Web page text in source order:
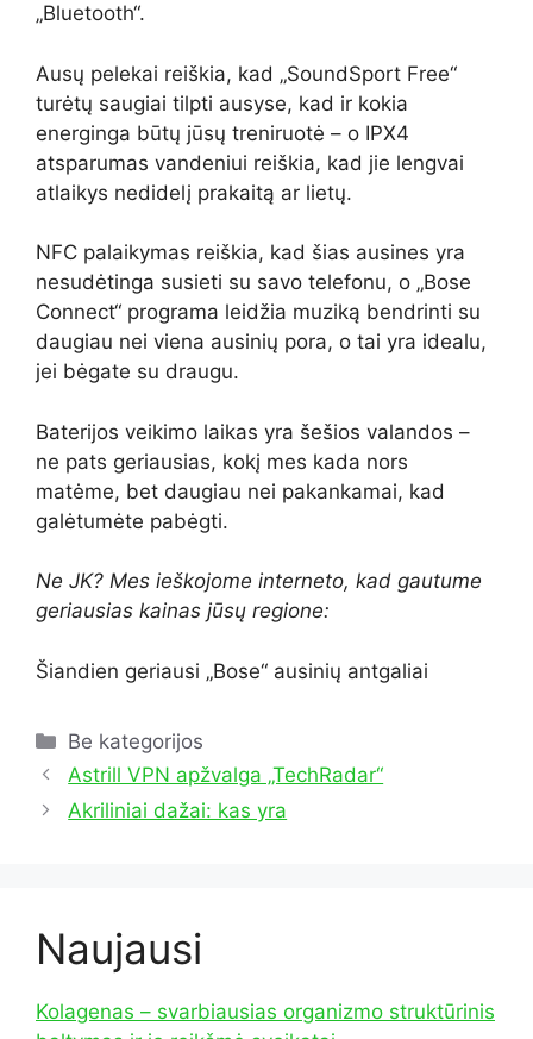
„Bluetooth“.
Ausų pelekai reiškia, kad „SoundSport Free“
turėtų saugiai tilpti ausyse, kad ir kokia
energinga būtų jūsų treniruotė – o IPX4
atsparumas vandeniui reiškia, kad jie lengvai
atlaikys nedidelį prakaitą ar lietų.
NFC palaikymas reiškia, kad šias ausines yra
nesudėtinga susieti su savo telefonu, o „Bose
Connect“ programa leidžia muziką bendrinti su
daugiau nei viena ausinių pora, o tai yra idealu,
jei bėgate su draugu.
Baterijos veikimo laikas yra šešios valandos –
ne pats geriausias, kokį mes kada nors
matėme, bet daugiau nei pakankamai, kad
galėtumėte pabėgti.
Ne JK? Mes ieškojome interneto, kad gautume
geriausias kainas jūsų regione:
Šiandien geriausi „Bose“ ausinių antgaliai
Kategorijos
Be kategorijos
Astrill VPN apžvalga „TechRadar“
Akriliniai dažai: kas yra
Naujausi
Kolagenas – svarbiausias organizmo struktūrinis